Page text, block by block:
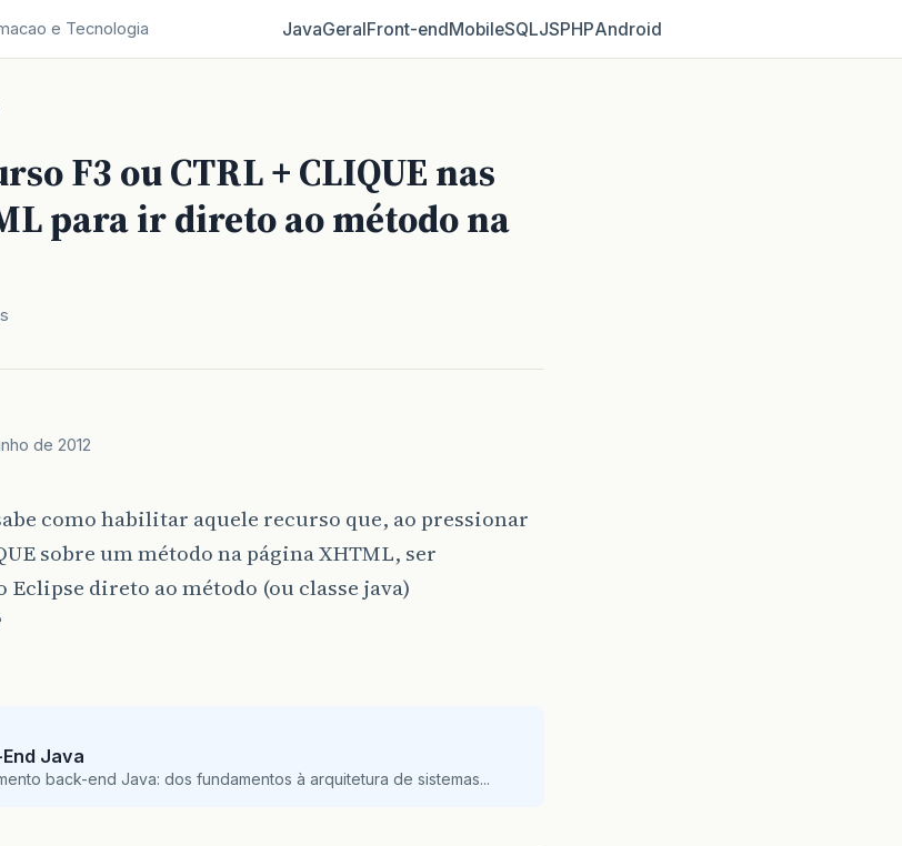
e Tecnologia JavaGeralFront‑endMobileSQLJSPHPAndroid
F3 ou CTRL + CLIQUE nas
para ir direto ao método na
de 2012
como habilitar aquele recurso que, ao pressionar
sobre um método na página XHTML, ser
Eclipse direto ao método (ou classe java)
Java
back-end Java: dos fundamentos à arquitetura de sistemas...